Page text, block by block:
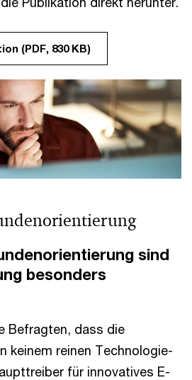
(PDF, 830 KB)
sind
besonders
Befragten, dass die
keinem reinen Technologie-
für innovatives E-